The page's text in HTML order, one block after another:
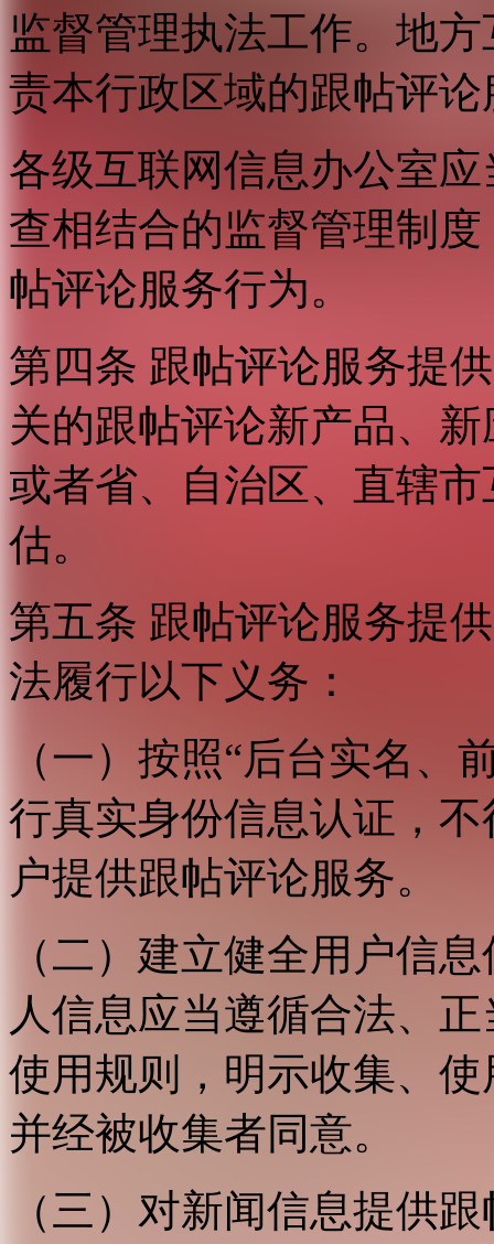
监督管理执法工作。地
责本行政区域的跟帖评
各级互联网信息办公室
查相结合的监督管理制
帖评论服务行为。
第四条 跟帖评论服务提
关的跟帖评论新产品、
或者省、自治区、直辖
估。
第五条 跟帖评论服务提
法履行以下义务：
（一）按照“后台实名、
行真实身份信息认证，
户提供跟帖评论服务。
（二）建立健全用户信
人信息应当遵循合法、
使用规则，明示收集、
并经被收集者同意。
（三）对新闻信息提供